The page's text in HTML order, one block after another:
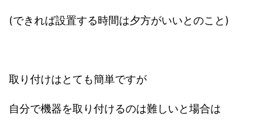
(できれば設置する時間は夕方がいいとのこと)
取り付けはとても簡単ですが
自分で機器を取り付けるのは難しいと場合は